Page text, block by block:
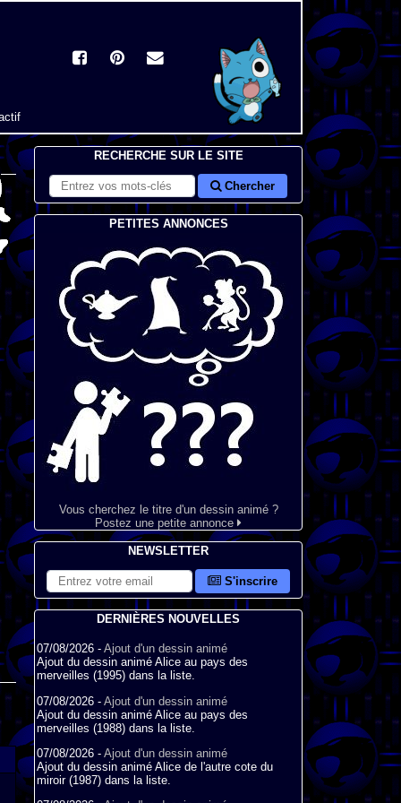
RECHERCHE SUR LE SITE
Chercher
PETITES ANNONCES
Vous cherchez le titre d'un dessin animé ?
Postez une petite annonce
NEWSLETTER
S'inscrire
DERNIÈRES NOUVELLES
07/08/2026 - Ajout d'un dessin animé
Ajout du dessin animé Alice au pays des
merveilles (1995) dans la liste.
07/08/2026 - Ajout d'un dessin animé
Ajout du dessin animé Alice au pays des
merveilles (1988) dans la liste.
07/08/2026 - Ajout d'un dessin animé
Ajout du dessin animé Alice de l'autre cote du
miroir (1987) dans la liste.